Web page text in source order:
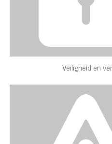
Veiligheid en